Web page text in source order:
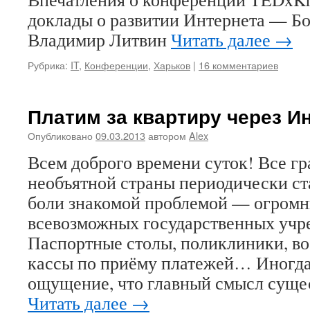
доклады о развитии Интернета —
Владимир ЛитвинЧитать далее →
Рубрика: IT, Конференции, Харьков | 16 комментариев
Платим за квартиру через
Опубликовано 09.03.2013 автором Alex
Всем доброго времени суток! Все
необъятной страны периодически
боли знакомой проблемой —
всевозможных государственных
Паспортные столы, поликлиники,
кассы по приёму платежей…
ощущение, что главный смысл
Читать далее →